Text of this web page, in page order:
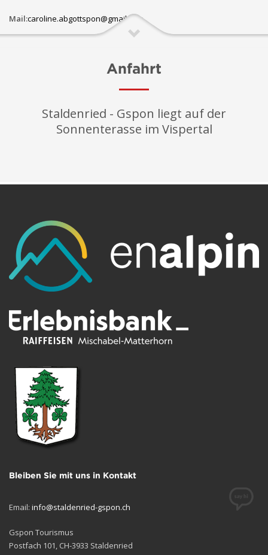
Mail:caroline.abgottspon@gmail.com
Anfahrt
Staldenried - Gspon liegt auf der
Sonnenterasse im Vispertal
Bleiben Sie mit uns in Kontakt
Email: info@staldenried-gspon.ch
Gspon Tourismus
Postfach 101, CH-3933 Staldenried